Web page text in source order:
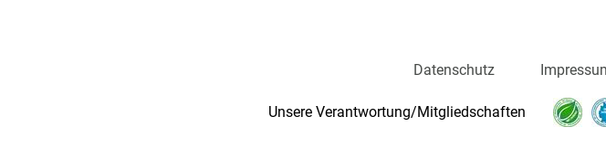
Datenschutz
Unsere Verantwortung/Mitgliedschaften